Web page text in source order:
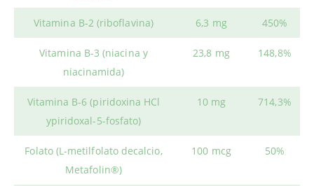
Vitamina B-2 (riboflavina) 6,3 mg 450%
Vitamina B-3 (niacina y
niacinamida)
23,8 mg 148,8%
Vitamina B-6 (piridoxina HCl
ypiridoxal-5-fosfato)
10 mg 714,3%
Folato (L-metilfolato decalcio,
Metafolin®)
100 mcg 50%